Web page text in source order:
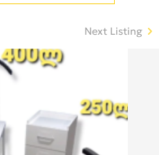
Next Listing